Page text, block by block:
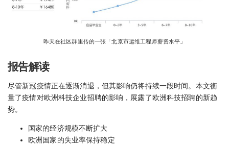
昨天在社区群里传的一张「北京市运维工程师薪资水平」
报告解读
尽管新冠疫情正在逐渐消退，但其影响仍将持续一段时间。本文衡
量了疫情对欧洲科技企业招聘的影响，展露了欧洲科技招聘的新趋
势。
国家的经济规模不断扩大
欧洲国家的失业率保持稳定